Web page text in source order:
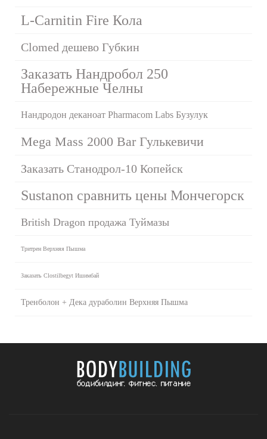
L-Carnitin Fire Кола
Clomed дешево Губкин
Заказать Нандробол 250
Набережные Челны
Нандродон деканоат Pharmacom Labs Бузулук
Mega Mass 2000 Bar Гулькевичи
Заказать Станодрол-10 Копейск
Sustanon сравнить цены Мончегорск
British Dragon продажа Туймазы
Тритрен Верхняя Пышма
Заказать Clostilbegyt Ишимбай
Тренболон + Дека дураболин Верхняя Пышма